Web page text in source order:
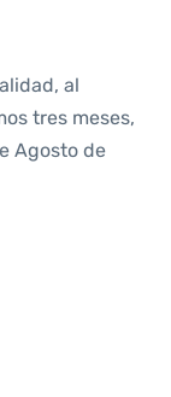
al
tres meses,
Agosto de